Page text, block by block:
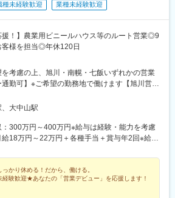
種未経験歓迎 業種未経験歓迎
援！】農業用ビニールハウス等のルート営業◎9
客様を担当◎年休120日
を考慮の上、旭川・南幌・七飯いずれかの営業
勤可】※ご希望の勤務地で働けます【旭川営業
流通団地4条5丁目28番地2【南幌営業所】北海
線西22番地【道南営業所】北海道亀田郡七飯
大中山駅
300万円～400万円※給与は経験・能力を考慮
給18万円～22万円＋各種手当＋賞与年2回※給与
っかり休める！だから、働ける。
経験歓迎★あなたの「営業デビュー」を応援します！